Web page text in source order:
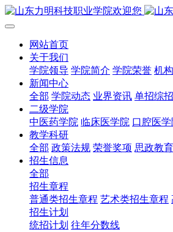
网站首页
关于我们
学院领导 学院简介 学院荣誉 机
新闻中心
全部 学院动态 业界资讯 单招综招
二级学院
中医药学院 临床医学院 口腔医学
教学科研
全部 政策法规 荣誉奖项 思政教
招生信息
全部
招生章程
普通类招生章程 艺术类招生章程
招生计划
统招计划 往年分数线